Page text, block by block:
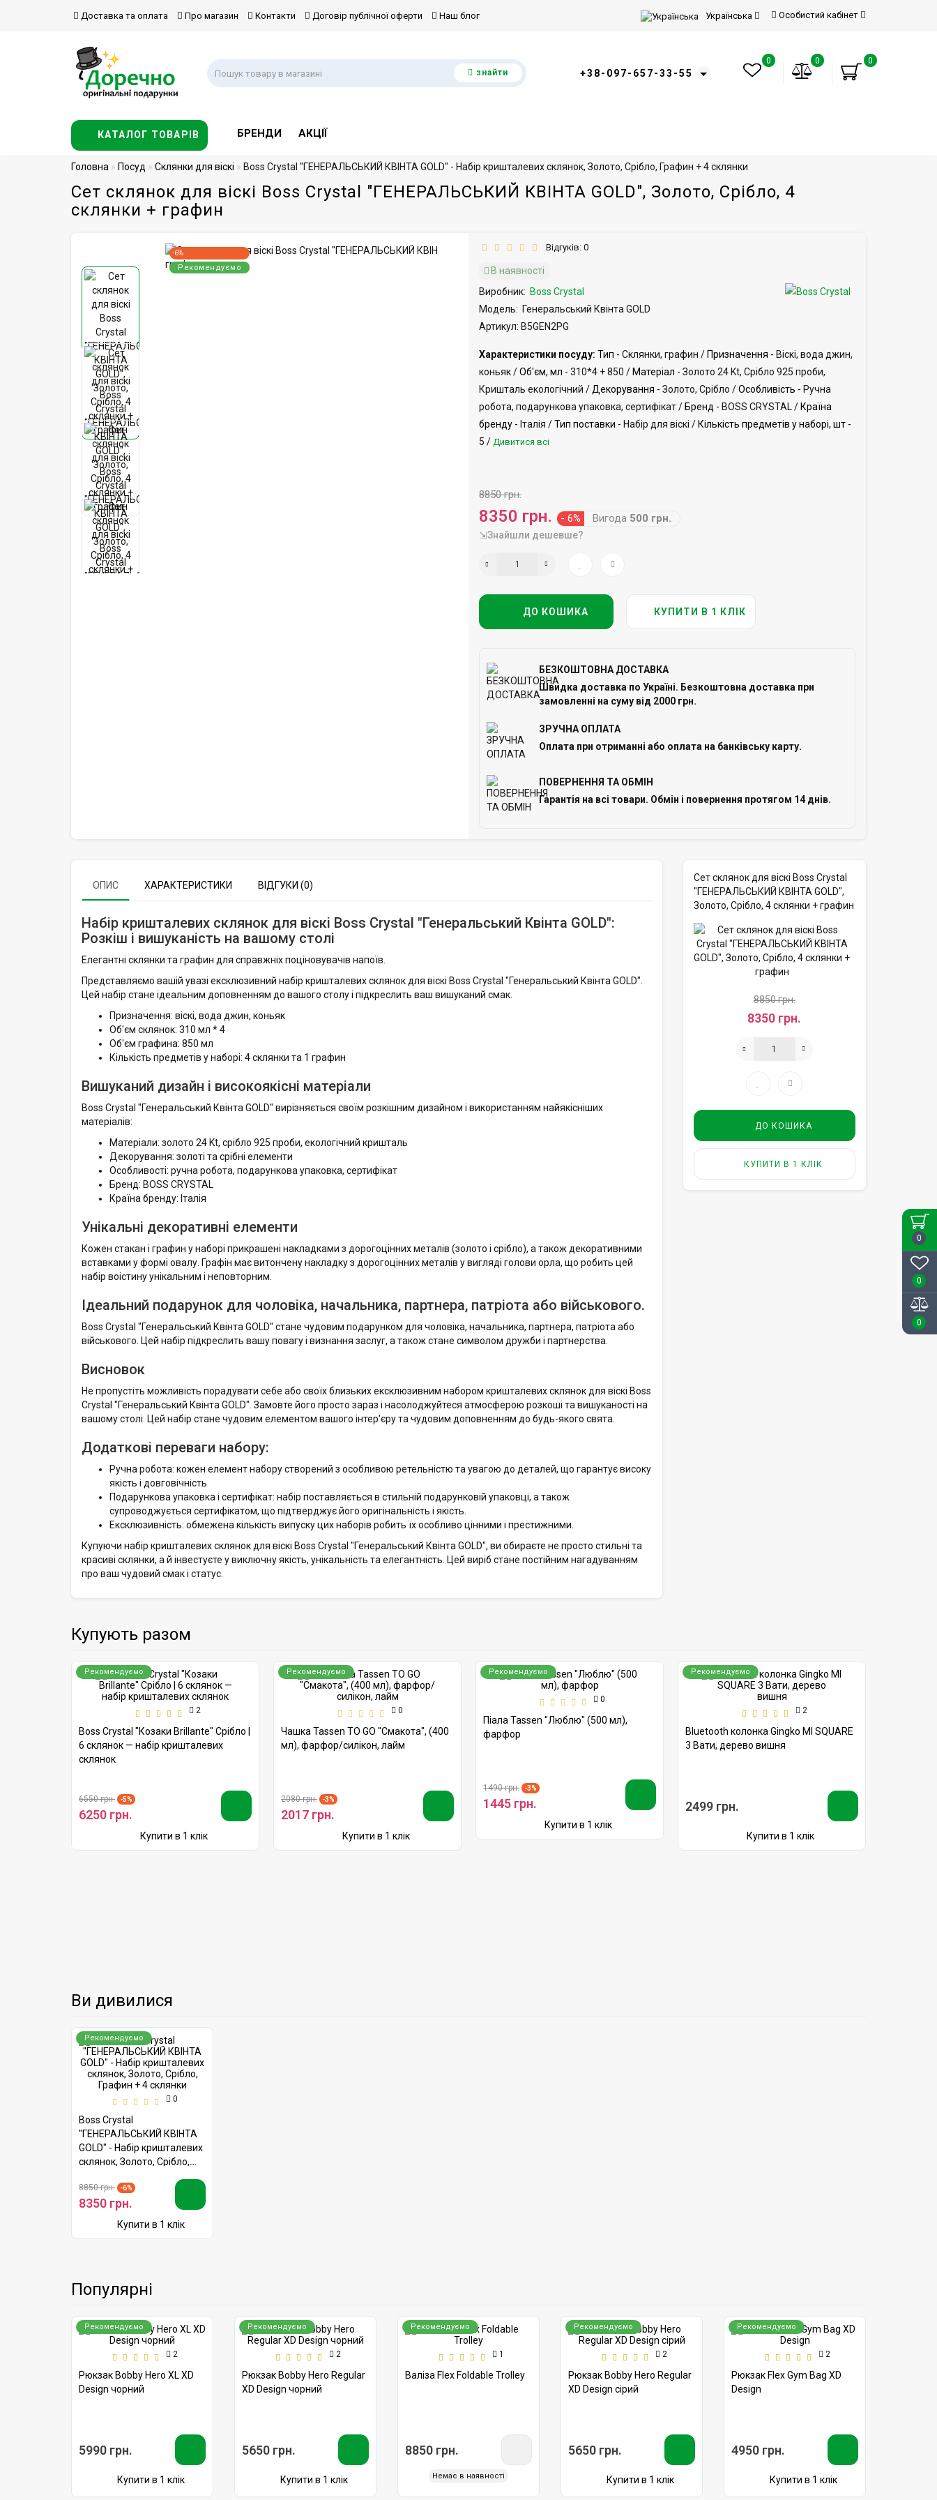
0
0
0
Особистий кабінет
Українська
Доставка та оплата Про магазин Контакти Договір публічної оферти Наш блог
знайти +38-097-657-33-55
0
0
0
КАТАЛОГ ТОВАРІВ БРЕНДИ АКЦІЇ
Головна Посуд Склянки для віскі Boss Crystal "ГЕНЕРАЛЬСЬКИЙ КВІНТА GOLD" - Набір кришталевих склянок, Золото, Срібло, Графин + 4 склянки
Сет склянок для віскі Boss Crystal "ГЕНЕРАЛЬСЬКИЙ КВІНТА GOLD", Золото, Срібло, 4
склянки + графин
-6%
Рекомендуємо
Відгуків: 0
В наявності
Виробник: Boss Crystal
Модель: Генеральський Квінта GOLD
Артикул: B5GEN2PG
Характеристики посуду: Тип - Склянки, графин / Призначення - Віскі, вода джин,
коньяк /Об'єм, мл - 310*4 + 850 / Матеріал - Золото 24 Kt, Срібло 925 проби,
Кришталь екологічний /Декорування - Золото, Срібло /Особливість - Ручна
робота, подарункова упаковка, сертифікат / Бренд - BOSS CRYSTAL / Країна
бренду - Італія /Тип поставки - Набір для віскі / Кількість предметів у наборі, шт -
5 / Дивитися всі
8850 грн.
8350 грн. - 6% Вигода 500 грн.
⇲Знайшли дешевше?
ДО КОШИКА КУПИТИ В 1 КЛІК
БЕЗКОШТОВНА ДОСТАВКА
Швидка доставка по Україні. Безкоштовна доставка при
замовленні на суму від 2000 грн.
ЗРУЧНА ОПЛАТА
Оплата при отриманні або оплата на банківську карту.
ПОВЕРНЕННЯ ТА ОБМІН
Гарантія на всі товари. Обмін і повернення протягом 14 днів.
ОПИС ХАРАКТЕРИСТИКИ ВІДГУКИ (0)
Набір кришталевих склянок для віскі Boss Crystal "Генеральський Квінта GOLD":
Розкіш і вишуканість на вашому столі
Елегантні склянки та графин для справжніх поціновувачів напоїв.
Представляємо вашій увазі ексклюзивний набір кришталевих склянок для віскі Boss Crystal "Генеральський Квінта GOLD".
Цей набір стане ідеальним доповненням до вашого столу і підкреслить ваш вишуканий смак.
Призначення: віскі, вода джин, коньяк
Об'єм склянок: 310 мл * 4
Об'єм графина: 850 мл
Кількість предметів у наборі: 4 склянки та 1 графин
Вишуканий дизайн і високоякісні матеріали
Boss Crystal "Генеральський Квінта GOLD" вирізняється своїм розкішним дизайном і використанням найякісніших
матеріалів:
Матеріали: золото 24 Kt, срібло 925 проби, екологічний кришталь
Декорування: золоті та срібні елементи
Особливості: ручна робота, подарункова упаковка, сертифікат
Бренд: BOSS CRYSTAL
Країна бренду: Італія
Унікальні декоративні елементи
Кожен стакан і графин у наборі прикрашені накладками з дорогоцінних металів (золото і срібло), а також декоративними
вставками у формі овалу. Графін має витончену накладку з дорогоцінних металів у вигляді голови орла, що робить цей
набір воістину унікальним і неповторним.
Ідеальний подарунок для чоловіка, начальника, партнера, патріота або військового.
Boss Crystal "Генеральський Квінта GOLD" стане чудовим подарунком для чоловіка, начальника, партнера, патріота або
військового. Цей набір підкреслить вашу повагу і визнання заслуг, а також стане символом дружби і партнерства.
Висновок
Не пропустіть можливість порадувати себе або своїх близьких ексклюзивним набором кришталевих склянок для віскі Boss
Crystal "Генеральський Квінта GOLD". Замовте його просто зараз і насолоджуйтеся атмосферою розкоші та вишуканості на
вашому столі. Цей набір стане чудовим елементом вашого інтер'єру та чудовим доповненням до будь-якого свята.
Додаткові переваги набору:
Ручна робота: кожен елемент набору створений з особливою ретельністю та увагою до деталей, що гарантує високу
якість і довговічність
Подарункова упаковка і сертифікат: набір поставляється в стильній подарунковій упаковці, а також
супроводжується сертифікатом, що підтверджує його оригінальність і якість.
Ексклюзивність: обмежена кількість випуску цих наборів робить їх особливо цінними і престижними.
Купуючи набір кришталевих склянок для віскі Boss Crystal "Генеральський Квінта GOLD", ви обираєте не просто стильні та
красиві склянки, а й інвестуєте у виключну якість, унікальність та елегантність. Цей виріб стане постійним нагадуванням
про ваш чудовий смак і статус.
Сет склянок для віскі Boss Crystal
"ГЕНЕРАЛЬСЬКИЙ КВІНТА GOLD",
Золото, Срібло, 4 склянки + графин
8850 грн.
8350 грн.
ДО КОШИКА
КУПИТИ В 1 КЛІК
Купують разом
Рекомендуємо
2
Boss Crystal "Козаки Brillante" Срібло |
6 склянок — набір кришталевих
склянок
6550 грн. -5%
6250 грн.
Купити в 1 клік
Рекомендуємо
0
Чашка Tassen TO GO "Смакота", (400
мл), фарфор/силікон, лайм
2080 грн. -3%
2017 грн.
Купити в 1 клік
Рекомендуємо
0
Піала Tassen "Люблю" (500 мл),
фарфор
1490 грн. -3%
1445 грн.
Купити в 1 клік
Рекомендуємо
2
Bluetooth колонка Gingko MI SQUARE
3 Вати, дерево вишня
2499 грн.
Купити в 1 клік
Boss Crystal
"ГЕНЕРАЛЬСЬКИЙ КВІНТА
GOLD" - Набір кришталевих
склянок, Золото, Срібло,
Графин + 4 склянки
8850 грн. -6%
8350 грн.
Купити в 1 клік
Популярні
Рекомендуємо
Рюкзак Bobby Hero XL XD
5990 грн.
Купити в 1 клік
5650 грн.
Купити в 1 клік
8850 грн. 5650 грн.
Купити в 1 клік
4950 грн.